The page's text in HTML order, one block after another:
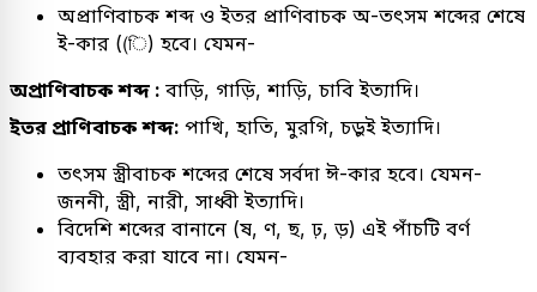
অপ্রাণিবাচক শব্দ ও ইতর প্রাণিবাচক অ-তৎসম শব্দের শেষে
ই-কার ((ি) হবে। যেমন-
অপ্রাণিবাচক শব্দ : বাড়ি, গাড়ি, শাড়ি, চাবি ইত্যাদি।
ইতর প্রাণিবাচক শব্দ: পাখি, হাতি, মুরগি, চড়ুই ইত্যাদি।
তৎসম স্ত্রীবাচক শব্দের শেষে সর্বদা ঈ-কার হবে। যেমন-
জননী, স্ত্রী, নারী, সাধ্বী ইত্যাদি।
বিদেশি শব্দের বানানে (ষ, ণ, ছ, ঢ়, ড়) এই পাঁচটি বর্ণ
ব্যবহার করা যাবে না। যেমন-